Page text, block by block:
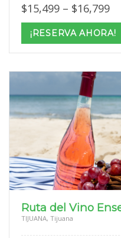
$15,499 – $16,799
¡RESERVA AHORA!
Ruta del Vino
TIJUANA, Tijuana